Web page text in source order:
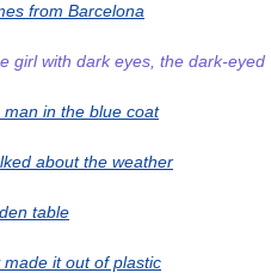
from Barcelona
girl with dark eyes, the dark-eyed
man in the blue coat
about the weather
table
made it out of plastic